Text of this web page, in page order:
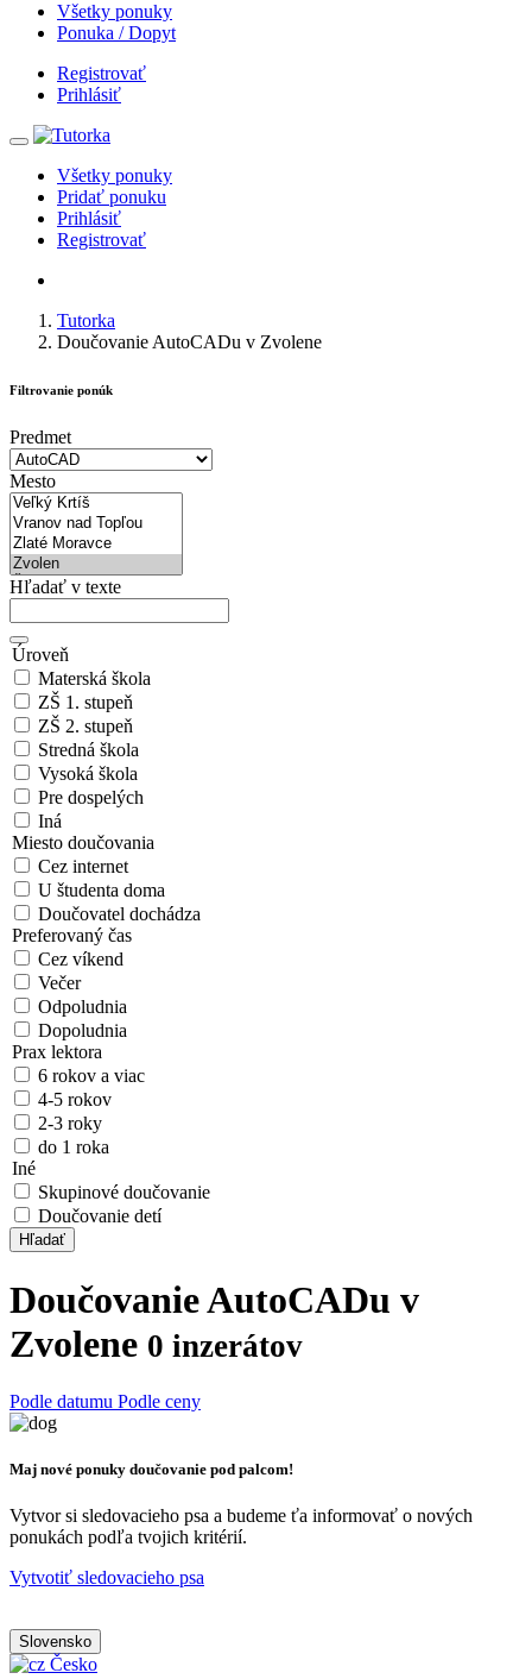
Všetky ponuky
Ponuka / Dopyt
Registrovať
Prihlásiť
Všetky ponuky
Pridať ponuku
Prihlásiť
Registrovať
Tutorka
Doučovanie AutoCADu v Zvolene
Filtrovanie ponúk
Predmet
Mesto
Hľadať v texte
Úroveň
Materská škola
ZŠ 1. stupeň
ZŠ 2. stupeň
Stredná škola
Vysoká škola
Pre dospelých
Iná
Miesto doučovania
Cez internet
U študenta doma
Doučovatel dochádza
Preferovaný čas
Cez víkend
Večer
Odpoludnia
Dopoludnia
Prax lektora
6 rokov a viac
4-5 rokov
2-3 roky
do 1 roka
Iné
Skupinové doučovanie
Doučovanie detí
Hľadať
Doučovanie AutoCADu v
Zvolene 0 inzerátov
Podle datumu Podle ceny
Maj nové ponuky doučovanie pod palcom!
Vytvor si sledovacieho psa a budeme ťa informovať o nových
ponukách podľa tvojich kritérií.
Vytvotiť sledovacieho psa
Slovensko
Česko